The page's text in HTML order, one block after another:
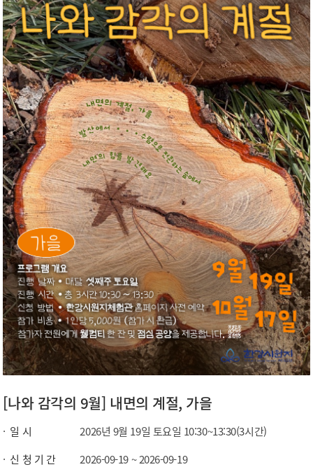
[나와 감각의 9월] 내면의 계절, 가을
일 시
2026년 9월 19일 토요일 10:30~13:30(3시간)
신 청 기 간
2026-09-19 ~ 2026-09-19